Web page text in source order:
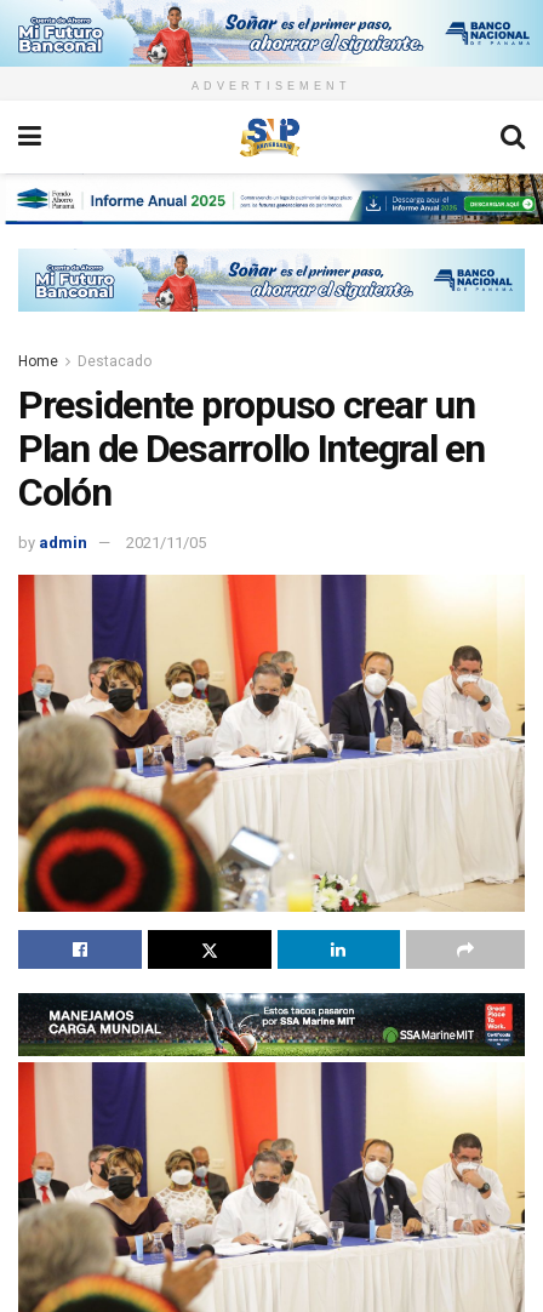
ADVERTISEMENT
Home Destacado
Presidente propuso crear un
Plan de Desarrollo Integral en
Colón
by admin 2021/11/05